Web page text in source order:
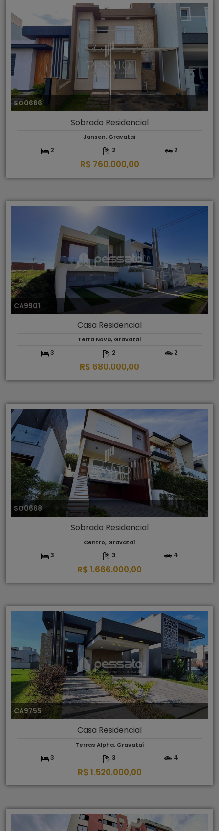
SO0666
Sobrado Residencial
Jansen, Gravataí
2 2 2
R$ 760.000,00
CA9901
Casa Residencial
Terra Nova, Gravataí
3 2 2
R$ 680.000,00
SO0668
Sobrado Residencial
Centro, Gravataí
3 3 4
R$ 1.666.000,00
CA9755
Casa Residencial
Terras Alpha, Gravataí
3 3 4
R$ 1.520.000,00